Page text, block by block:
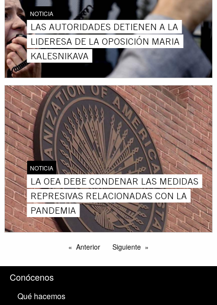
NOTICIA
LAS AUTORIDADES DETIENEN A LA
LIDERESA DE LA OPOSICIÓN MARIA
KALESNIKAVA
NOTICIA
LA OEA DEBE CONDENAR LAS MEDIDAS
REPRESIVAS RELACIONADAS CON LA
PANDEMIA
Anterior Siguiente
Conócenos
Qué hacemos